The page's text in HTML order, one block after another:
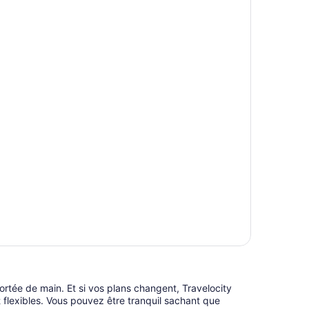
de main. Et si vos plans changent, Travelocity
Vous pouvez être tranquil sachant que